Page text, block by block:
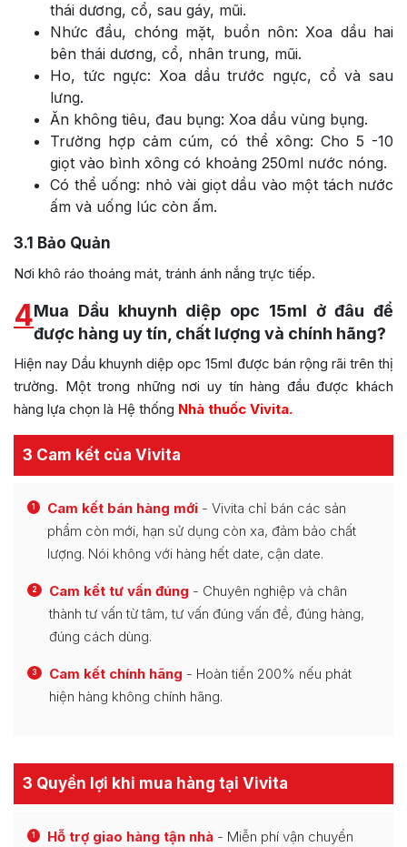
thái dương, cổ, sau gáy, mũi.
Nhức đầu, chóng mặt, buồn nôn: Xoa dầu hai
bên thái dương, cổ, nhân trung, mũi.
Ho, tức ngực: Xoa dầu trước ngực, cổ và sau
lưng.
Ăn không tiêu, đau bụng: Xoa dầu vùng bụng.
Trường hợp cảm cúm, có thể xông: Cho 5 -10
giọt vào bình xông có khoảng 250ml nước nóng.
Có thể uống: nhỏ vài giọt dầu vào một tách nước
ấm và uống lúc còn ấm.
3.1 Bảo Quản
Nơi khô ráo thoáng mát, tránh ánh nắng trực tiếp.
4Mua Dầu khuynh diệp opc 15ml ở đâu để
được hàng uy tín, chất lượng và chính hãng?
Hiện nay Dầu khuynh diệp opc 15ml được bán rộng rãi trên thị
trường. Một trong những nơi uy tín hàng đầu được khách
hàng lựa chọn là Hệ thống Nhà thuốc Vivita.
3 Cam kết của Vivita
1 Cam kết bán hàng mới - Vivita chỉ bán các sản
phẩm còn mới, hạn sử dụng còn xa, đảm bảo chất
lượng. Nói không với hàng hết date, cận date.
2 Cam kết tư vấn đúng - Chuyên nghiệp và chân
thành tư vấn từ tâm, tư vấn đúng vấn đề, đúng hàng,
đúng cách dùng.
3 Cam kết chính hãng - Hoàn tiền 200% nếu phát
hiện hàng không chính hãng.
3 Quyền lợi khi mua hàng tại Vivita
1 Hỗ trợ giao hàng tận nhà - Miễn phí vận chuyển